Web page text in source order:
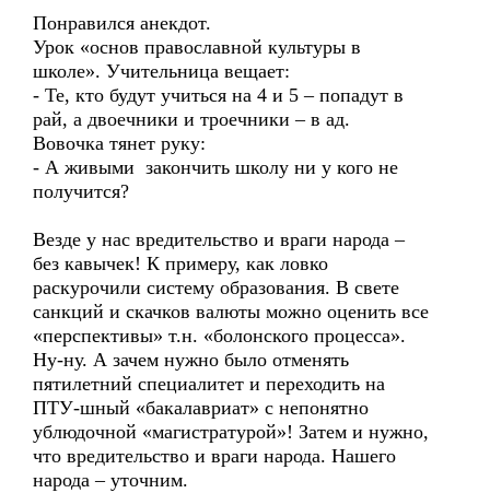
Понравился анекдот.
Урок «основ православной культуры в
школе». Учительница вещает:
- Те, кто будут учиться на 4 и 5 – попадут в
рай, а двоечники и троечники – в ад.
Вовочка тянет руку:
- А живыми закончить школу ни у кого не
получится?
Везде у нас вредительство и враги народа –
без кавычек! К примеру, как ловко
раскурочили систему образования. В свете
санкций и скачков валюты можно оценить все
«перспективы» т.н. «болонского процесса».
Ну-ну. А зачем нужно было отменять
пятилетний специалитет и переходить на
ПТУ-шный «бакалавриат» с непонятно
ублюдочной «магистратурой»! Затем и нужно,
что вредительство и враги народа. Нашего
народа – уточним.